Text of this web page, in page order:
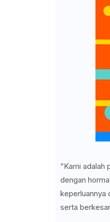
“Kami adalah
dengan
keperluannya
serta